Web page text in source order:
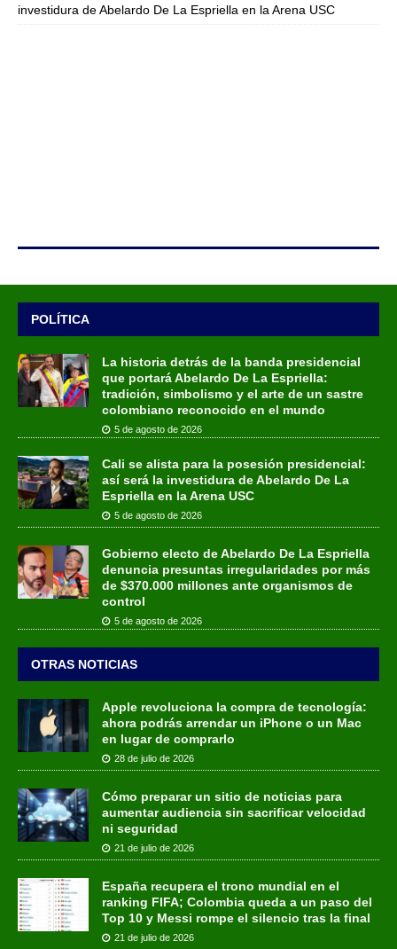
investidura de Abelardo De La Espriella en la Arena USC
POLÍTICA
La historia detrás de la banda presidencial
que portará Abelardo De La Espriella:
tradición, simbolismo y el arte de un sastre
colombiano reconocido en el mundo
5 de agosto de 2026
Cali se alista para la posesión presidencial:
así será la investidura de Abelardo De La
Espriella en la Arena USC
5 de agosto de 2026
Gobierno electo de Abelardo De La Espriella
denuncia presuntas irregularidades por más
de $370.000 millones ante organismos de
control
5 de agosto de 2026
OTRAS NOTICIAS
Apple revoluciona la compra de tecnología:
ahora podrás arrendar un iPhone o un Mac
en lugar de comprarlo
28 de julio de 2026
Cómo preparar un sitio de noticias para
aumentar audiencia sin sacrificar velocidad
ni seguridad
21 de julio de 2026
España recupera el trono mundial en el
ranking FIFA; Colombia queda a un paso del
Top 10 y Messi rompe el silencio tras la final
21 de julio de 2026